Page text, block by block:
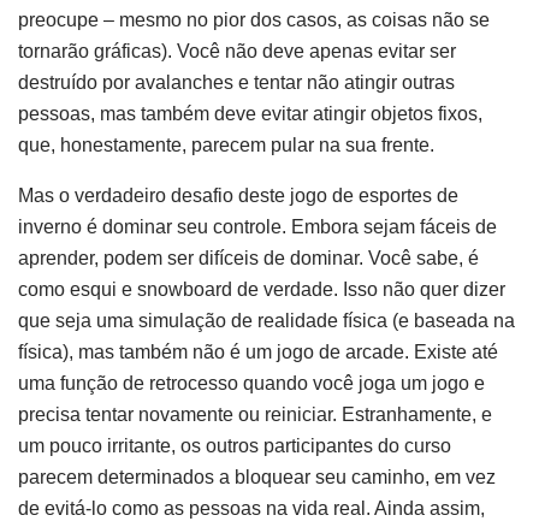
preocupe – mesmo no pior dos casos, as coisas não se
tornarão gráficas). Você não deve apenas evitar ser
destruído por avalanches e tentar não atingir outras
pessoas, mas também deve evitar atingir objetos fixos,
que, honestamente, parecem pular na sua frente.
Mas o verdadeiro desafio deste jogo de esportes de
inverno é dominar seu controle. Embora sejam fáceis de
aprender, podem ser difíceis de dominar. Você sabe, é
como esqui e snowboard de verdade. Isso não quer dizer
que seja uma simulação de realidade física (e baseada na
física), mas também não é um jogo de arcade. Existe até
uma função de retrocesso quando você joga um jogo e
precisa tentar novamente ou reiniciar. Estranhamente, e
um pouco irritante, os outros participantes do curso
parecem determinados a bloquear seu caminho, em vez
de evitá-lo como as pessoas na vida real. Ainda assim,